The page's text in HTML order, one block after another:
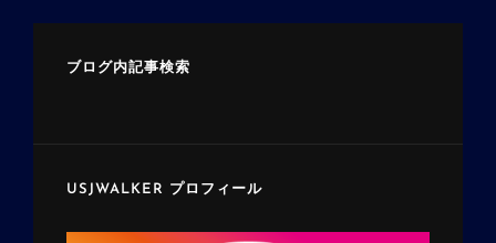
ブログ内記事検索
USJWALKER プロフィール